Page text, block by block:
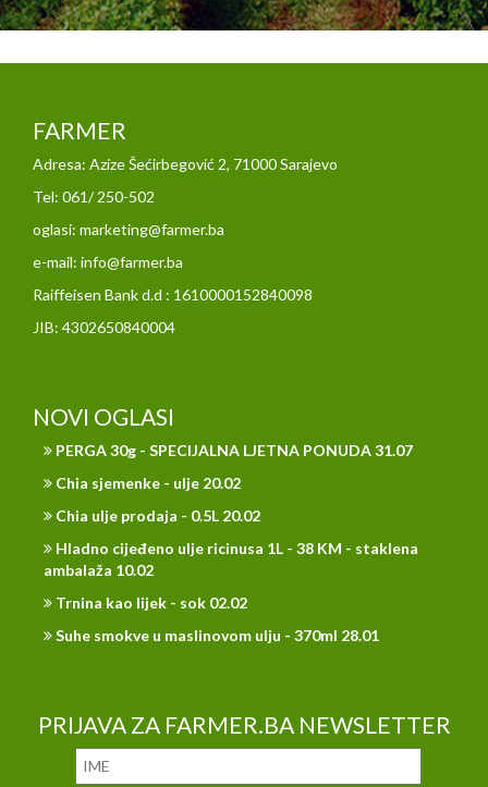
FARMER
Adresa: Azize Šećirbegović 2, 71000 Sarajevo
Tel: 061/ 250-502
oglasi: marketing@farmer.ba
e-mail: info@farmer.ba
Raiffeisen Bank d.d : 1610000152840098
JIB: 4302650840004
NOVI OGLASI
PERGA 30g - SPECIJALNA LJETNA PONUDA 31.07
Chia sjemenke - ulje 20.02
Chia ulje prodaja - 0.5L 20.02
Hladno cijeđeno ulje ricinusa 1L - 38 KM - staklena
ambalaža 10.02
Trnina kao lijek - sok 02.02
Suhe smokve u maslinovom ulju - 370ml 28.01
PRIJAVA ZA FARMER.BA NEWSLETTER